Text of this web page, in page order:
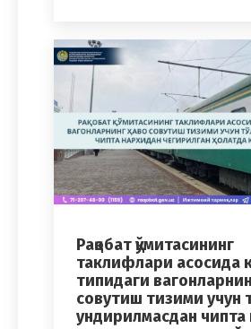
Рақобат қўмитасининг
таклифлари асосида
типидаги
совутиш тизими учун
ундирилмасдан чипта